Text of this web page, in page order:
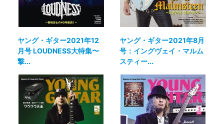
ヤング・ギター2021年12
月号 LOUDNESS大特集〜
撃...
ヤング・ギター2021年8月
号：イングヴェイ・マルム
スティー...